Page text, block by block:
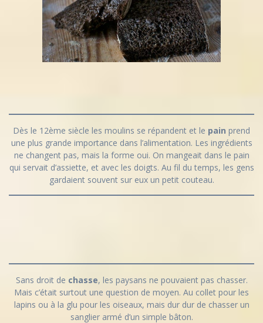
Dès le 12ème siècle les moulins se répandent et le pain prend
une plus grande importance dans l’alimentation. Les ingrédients
ne changent pas, mais la forme oui. On mangeait dans le pain
qui servait d’assiette, et avec les doigts. Au fil du temps, les gens
gardaient souvent sur eux un petit couteau.
Sans droit de chasse, les paysans ne pouvaient pas chasser.
Mais c’était surtout une question de moyen. Au collet pour les
lapins ou à la glu pour les oiseaux, mais dur dur de chasser un
sanglier armé d’un simple bâton.